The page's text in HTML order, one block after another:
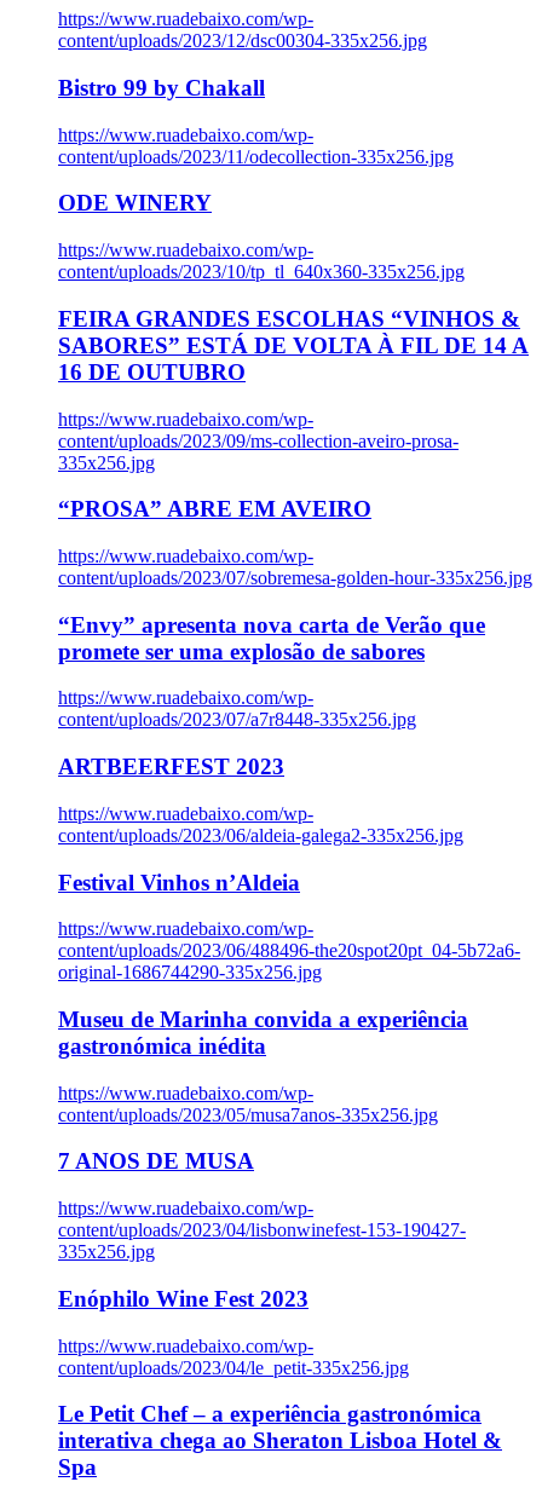
https://www.ruadebaixo.com/wp-
content/uploads/2023/12/dsc00304-335x256.jpg
Bistro 99 by Chakall
https://www.ruadebaixo.com/wp-
content/uploads/2023/11/odecollection-335x256.jpg
ODE WINERY
https://www.ruadebaixo.com/wp-
content/uploads/2023/10/tp_tl_640x360-335x256.jpg
FEIRA GRANDES ESCOLHAS “VINHOS &
SABORES” ESTÁ DE VOLTA À FIL DE 14 A
16 DE OUTUBRO
https://www.ruadebaixo.com/wp-
content/uploads/2023/09/ms-collection-aveiro-prosa-
335x256.jpg
“PROSA” ABRE EM AVEIRO
https://www.ruadebaixo.com/wp-
content/uploads/2023/07/sobremesa-golden-hour-335x256.jpg
“Envy” apresenta nova carta de Verão que
promete ser uma explosão de sabores
https://www.ruadebaixo.com/wp-
content/uploads/2023/07/a7r8448-335x256.jpg
ARTBEERFEST 2023
https://www.ruadebaixo.com/wp-
content/uploads/2023/06/aldeia-galega2-335x256.jpg
Festival Vinhos n’Aldeia
https://www.ruadebaixo.com/wp-
content/uploads/2023/06/488496-the20spot20pt_04-5b72a6-
original-1686744290-335x256.jpg
Museu de Marinha convida a experiência
gastronómica inédita
https://www.ruadebaixo.com/wp-
content/uploads/2023/05/musa7anos-335x256.jpg
7 ANOS DE MUSA
https://www.ruadebaixo.com/wp-
content/uploads/2023/04/lisbonwinefest-153-190427-
335x256.jpg
Enóphilo Wine Fest 2023
https://www.ruadebaixo.com/wp-
content/uploads/2023/04/le_petit-335x256.jpg
Le Petit Chef – a experiência gastronómica
interativa chega ao Sheraton Lisboa Hotel &
Spa